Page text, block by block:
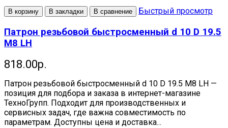
В корзину В закладки В сравнение Быстрый просмотр
Патрон резьбовой быстросменный d 10 D 19.5
M8 LH
818.00р.
Патрон резьбовой быстросменный d 10 D 19.5 M8 LH —
позиция для подбора и заказа в интернет-магазине
ТехноГрупп. Подходит для производственных и
сервисных задач, где важна совместимость по
параметрам. Доступны цена и доставка...